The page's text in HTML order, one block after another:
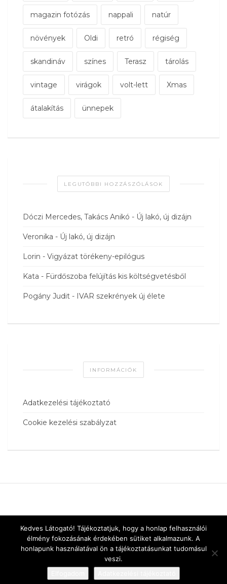
magazin fotózás nappali natúr
növények Oldi retró régiség
skandináv színes Terasz tárolás
vintage virágok volt-lett Xmas
átalakítás ünnepek
LEGUTÓBBI HOZZÁSZÓLÁSOK
Dóczi Mercedes, Takács Anikó - Új lakó, új dizájn
Veronika - Új lakó, új dizájn
Lorin - Vigyázat törékeny-epilógus
Kata - Fürdőszoba felújítás kis költségvetésből
Pogány Judit - IVAR szekrények új élete
INFORMÁCIÓK
Adatkezelési tájékoztató
Cookie kezelési szabályzat
Kedves Látogató! Tájékoztatjuk, hogy a honlap felhasználói
élmény fokozásának érdekében sütiket alkalmazunk. A
honlapunk használatával ön a tájékoztatásunkat tudomásul
veszi.